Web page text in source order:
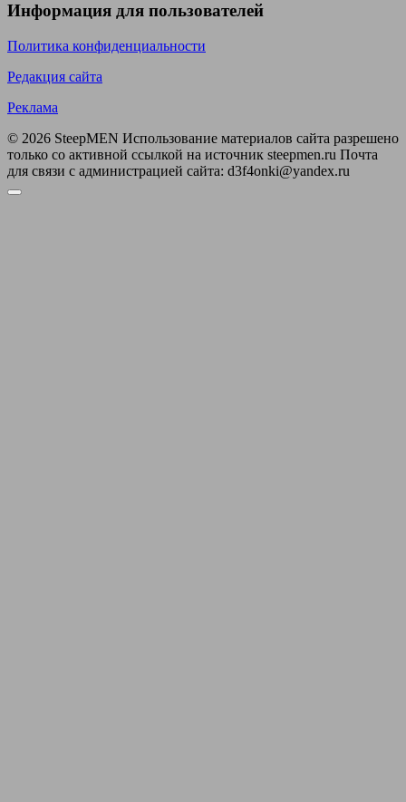
Информация для пользователей
Политика конфиденциальности
Редакция сайта
Реклама
© 2026 SteepMEN Использование материалов сайта разрешено
только со активной ссылкой на источник steepmen.ru Почта
для связи с администрацией сайта: d3f4onki@yandex.ru